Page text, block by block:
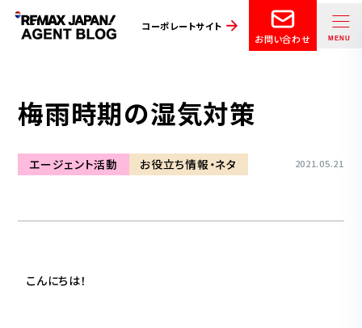
コーポレートサイト
お問い合わせ
梅雨時期の湿気対策
エージェント活動 お役立ち情報・ネタ 2021.05.21
こんにちは！